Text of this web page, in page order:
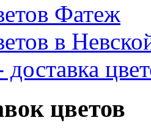
Фатеж
в
цветов